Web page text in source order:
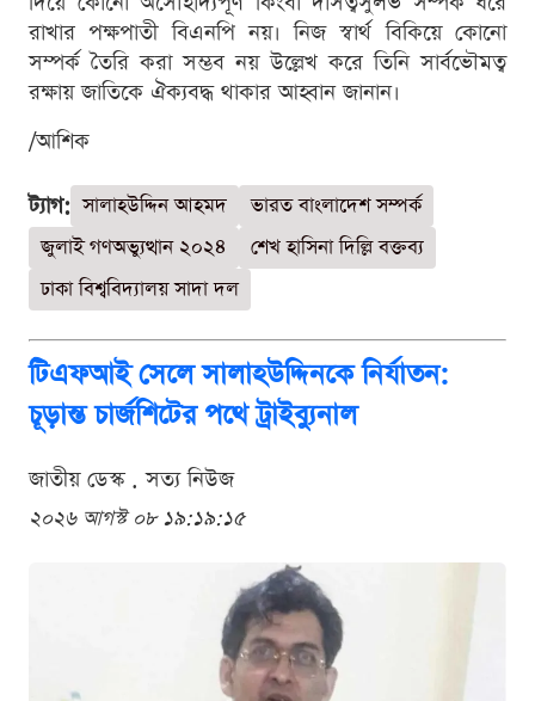
রাখার পক্ষপাতী বিএনপি নয়। নিজ স্বার্থ বিকিয়ে কোনো
সম্পর্ক তৈরি করা সম্ভব নয় উল্লেখ করে তিনি সার্বভৌমত্ব
রক্ষায় জাতিকে ঐক্যবদ্ধ থাকার আহ্বান জানান।
/আশিক
ট্যাগ: সালাহউদ্দিন আহমদ
ভারত বাংলাদেশ সম্পর্ক
জুলাই গণঅভ্যুত্থান ২০২৪
শেখ হাসিনা দিল্লি বক্তব্য
ঢাকা বিশ্ববিদ্যালয় সাদা দল
টিএফআই সেলে সালাহউদ্দিনকে নির্যাতন:
চূড়ান্ত চার্জশিটের পথে ট্রাইব্যুনাল
জাতীয় ডেস্ক . সত্য নিউজ
২০২৬ আগস্ট ০৮ ১৯:১৯:১৫